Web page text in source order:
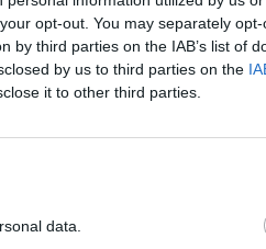
opt-out. You may separately
by third parties on the IAB’s list of
by us to third parties on the
it to other third parties.
data.